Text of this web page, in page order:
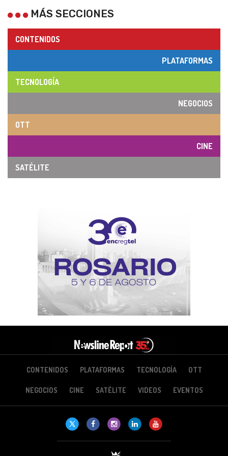
MÁS SECCIONES
CONTENIDOS
PLATAFORMAS
TECNOLOGÍA
NEGOCIOS
OTT
CINE
SATÉLITE
CONTENIDOS PLATAFORMAS TECNOLOGÍA OTT
NEGOCIOS CINE SATÉLITE VIDEOS EVENTOS